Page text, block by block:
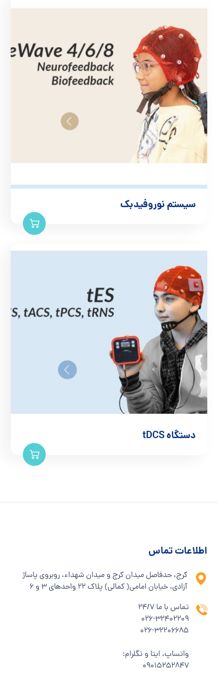
سیستم نوروفیدبک
دستگاه tDCS
اطلاعات تماس
کرج، حدفاصل میدان کرج و میدان شهداء، روبروی پاساژ
آزادی، خیابان امامی( کمالی) پلاک ۲۲ واحدهای ۳ و ۶
تماس با ما 24/7
۰۲۶-۳۲۴۰۲۲۰۹
۰۲۶-۳۲۲۰۶۶۸۵
واتساپ، ایتا و تگلرام:
۰۹۰۱۵۲۵۲۸۴۷